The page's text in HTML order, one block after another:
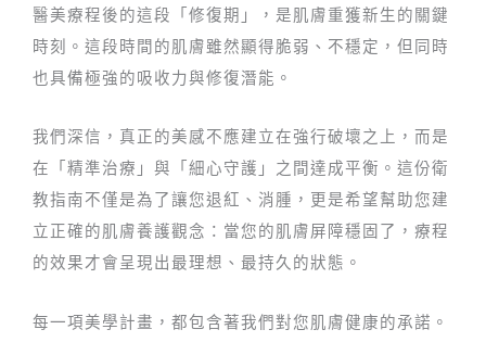
醫美療程後的這段「修復期」，是肌膚重獲新生的關鍵
時刻。這段時間的肌膚雖然顯得脆弱、不穩定，但同時
也具備極強的吸收力與修復潛能。
我們深信，真正的美感不應建立在強行破壞之上，而是
在「精準治療」與「細心守護」之間達成平衡。這份衛
教指南不僅是為了讓您退紅、消腫，更是希望幫助您建
立正確的肌膚養護觀念：當您的肌膚屏障穩固了，療程
的效果才會呈現出最理想、最持久的狀態。
每一項美學計畫，都包含著我們對您肌膚健康的承諾。